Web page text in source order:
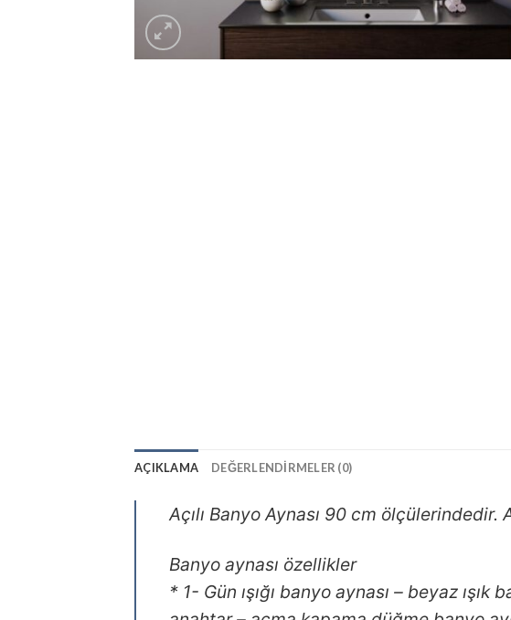
AÇIKLAMA DEĞERLENDIRMELER (0)
Açılı Banyo Aynası 90 cm
Banyo aynası özellikler
* 1- Gün ışığı banyo aynası – beyaz